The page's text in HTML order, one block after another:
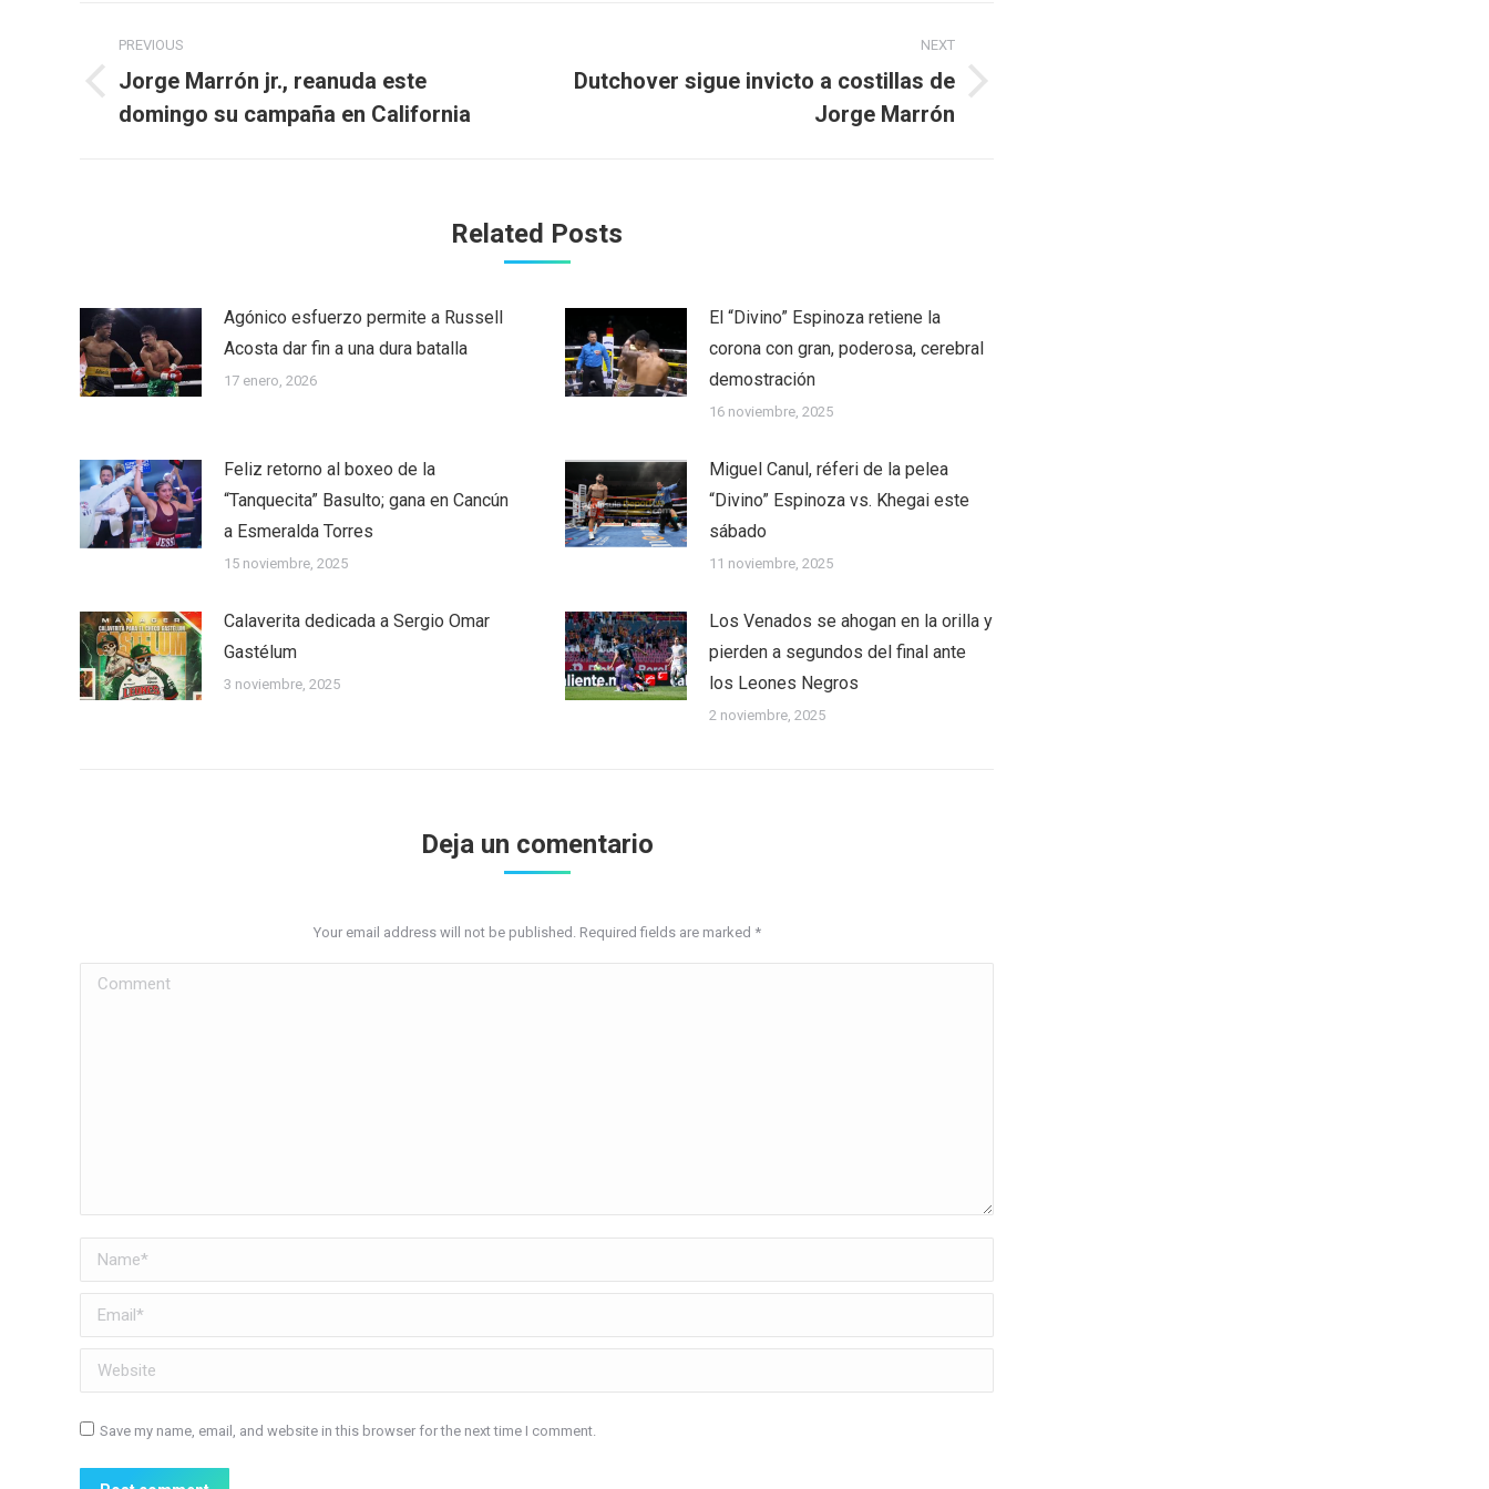
navigation
PREVIOUS
Previous
post:
Jorge Marrón jr., reanuda este
domingo su campaña en California
NEXT
Next
Dutchover sigue invicto a costillas de
Jorge Marrón
Related Posts
Agónico esfuerzo permite a Russell
Acosta dar fin a una dura batalla
17 enero, 2026
El “Divino” Espinoza retiene la
corona con gran, poderosa, cerebral
demostración
16 noviembre, 2025
Feliz retorno al boxeo de la
“Tanquecita” Basulto; gana en Cancún
a Esmeralda Torres
15 noviembre, 2025
Miguel Canul, réferi de la pelea
“Divino” Espinoza vs. Khegai este
sábado
11 noviembre, 2025
Calaverita dedicada a Sergio Omar
Gastélum
3 noviembre, 2025
Los Venados se ahogan en la orilla y
pierden a segundos del final ante
los Leones Negros
2 noviembre, 2025
Deja un comentario
Your email address will not be published. Required fields are marked *
Comment
Name *
Email *
Website
Save my name, email, and website in this browser for the next time I comment.